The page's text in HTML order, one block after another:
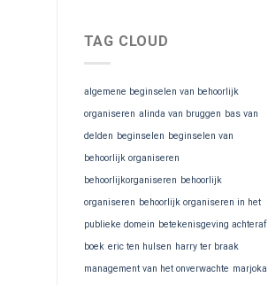
TAG CLOUD
algemene beginselen van behoorlijk
organiseren alinda van bruggen bas van
delden beginselen beginselen van
behoorlijk organiseren
behoorlijkorganiseren behoorlijk
organiseren behoorlijk organiseren in het
publieke domein betekenisgeving achteraf
boek eric ten hulsen harry ter braak
management van het onverwachte marjoka